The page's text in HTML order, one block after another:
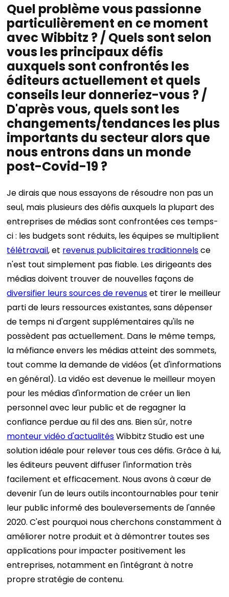
Quel problème vous passionne
particulièrement en ce moment
avec Wibbitz ? / Quels sont selon
vous les principaux défis
auxquels sont confrontés les
éditeurs actuellement et quels
conseils leur donneriez-vous ? /
D'après vous, quels sont les
changements/tendances les plus
importants du secteur alors que
nous entrons dans un monde
post-Covid-19 ?
Je dirais que nous essayons de résoudre non pas un
seul, mais plusieurs des défis auxquels la plupart des
entreprises de médias sont confrontées ces temps-
ci : les budgets sont réduits, les équipes se multiplient
télétravail, et revenus publicitaires traditionnelsce
n'est tout simplement pas fiable. Les dirigeants des
médias doivent trouver de nouvelles façons de
diversifier leurs sources de revenuset tirer le meilleur
parti de leurs ressources existantes, sans dépenser
de temps ni d'argent supplémentaires qu'ils ne
possèdent pas actuellement. Dans le même temps,
la méfiance envers les médias atteint des sommets,
tout comme la demande de vidéos (et d'informations
en général). La vidéo est devenue le meilleur moyen
pour les médias d'information de créer un lien
personnel avec leur public et de regagner la
confiance perdue au fil des ans. Bien sûr, notre
monteur vidéo d'actualitésWibbitz Studio est une
solution idéale pour relever tous ces défis. Grâce à lui,
les éditeurs peuvent diffuser l'information très
facilement et efficacement. Nous avons à cœur de
devenir l'un de leurs outils incontournables pour tenir
leur public informé des bouleversements de l'année
2020. C'est pourquoi nous cherchons constamment à
améliorer notre produit et à démontrer toutes ses
applications pour impacter positivement les
entreprises, notamment en l'intégrant à notre
propre stratégie de contenu.